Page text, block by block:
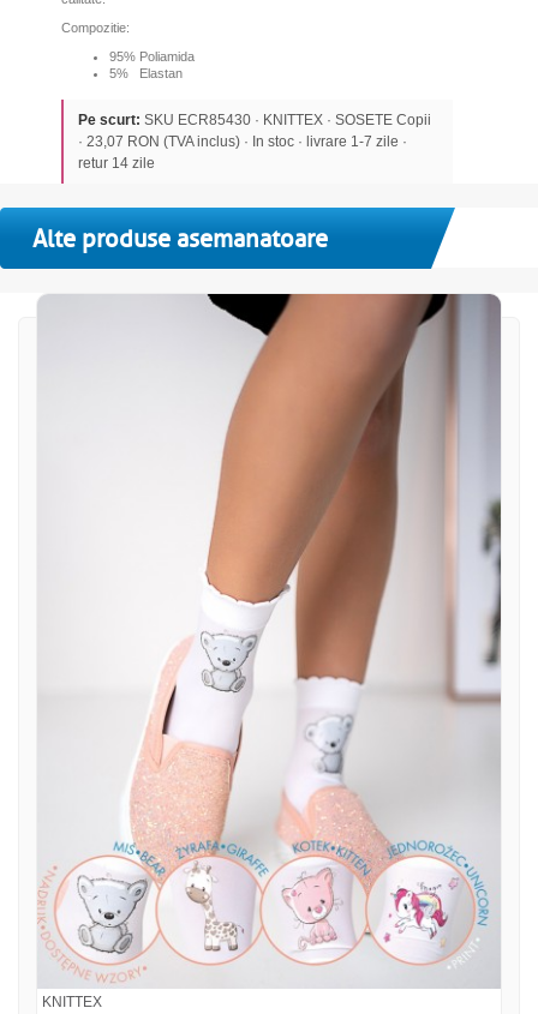
Compozitie:
95% Poliamida
5% Elastan
Pe scurt: SKU ECR85430 · KNITTEX · SOSETE Copii
· 23,07 RON (TVA inclus) · In stoc · livrare 1-7 zile ·
retur 14 zile
Alte produse asemanatoare
KNITTEX